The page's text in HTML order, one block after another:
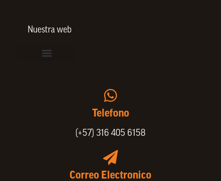
Nuestra web
Telefono
(+57) 316 405 6158
Correo Electronico